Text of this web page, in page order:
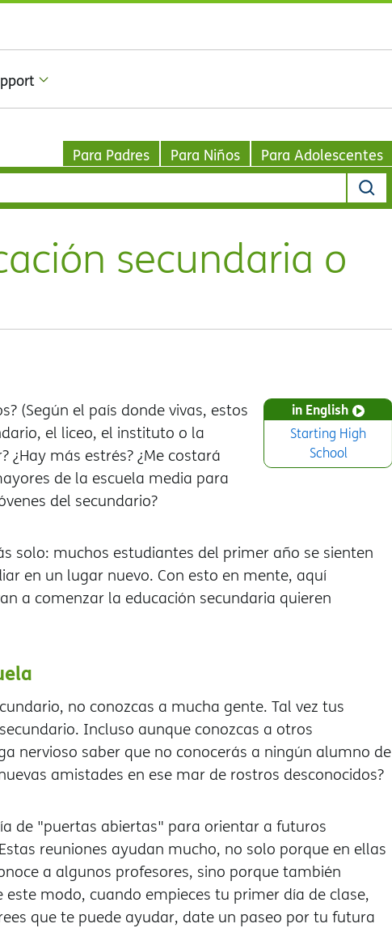
Para Padres Para Niños Para Adolescentes
secundaria o
in English
Starting High
School
(Según el país donde vivas, estos
el liceo, el instituto o la
¿Hay más estrés? ¿Me costar
de la escuela media para
del secundario?
solo: muchos estudiantes del primer año se sienten
en un lugar nuevo. Con esto en mente, aquí
a comenzar la educación secundaria quieren
no conozcas a mucha gente. Tal vez tus
Incluso aunque conozcas a otros
nervioso saber que no conocerás a ningún alumno de
amistades en ese mar de rostros desconocidos?
de "puertas abiertas" para orientar a futuros
reuniones ayudan mucho, no solo porque en ellas
a algunos profesores, sino porque también
modo, cuando empieces tu primer día de clase,
que te puede ayudar, date un paseo por tu futura